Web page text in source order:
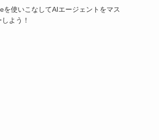
を使いこなしてAIエージェントをマス
しよう！